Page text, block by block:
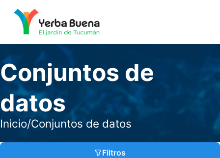
Conjuntos de
datos
Inicio/Conjuntos de datos
Filtros